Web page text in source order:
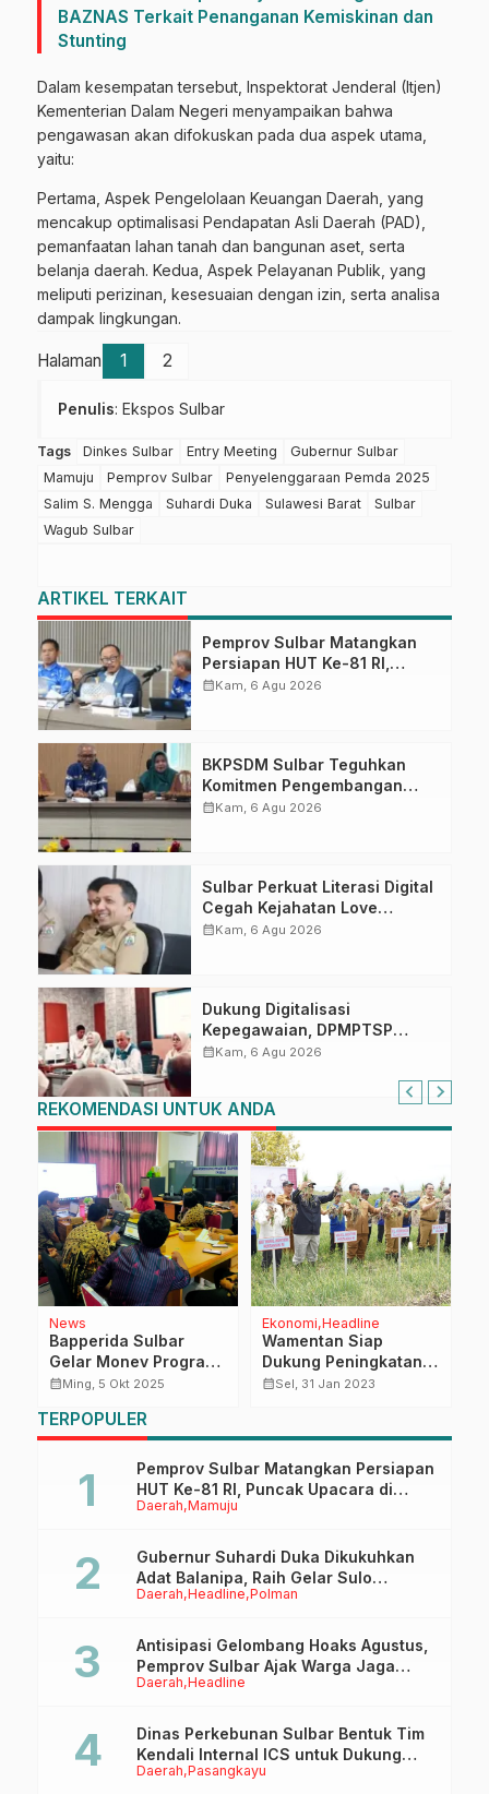
BAZNAS Terkait Penanganan Kemiskinan dan
Stunting
Dalam kesempatan tersebut, Inspektorat Jenderal (Itjen)
Kementerian Dalam Negeri menyampaikan bahwa
pengawasan akan difokuskan pada dua aspek utama,
yaitu:
Pertama, Aspek Pengelolaan Keuangan Daerah, yang
mencakup optimalisasi Pendapatan Asli Daerah (PAD),
pemanfaatan lahan tanah dan bangunan aset, serta
belanja daerah. Kedua, Aspek Pelayanan Publik, yang
meliputi perizinan, kesesuaian dengan izin, serta analisa
dampak lingkungan.
Halaman 1 2
Penulis: Ekspos Sulbar
Tags Dinkes Sulbar Entry Meeting
Gubernur Sulbar
Mamuju
Pemprov Sulbar
Penyelenggaraan Pemda 2025
Salim S. Mengga
Suhardi Duka Sulawesi Barat
Sulbar
Wagub Sulbar
ARTIKEL TERKAIT
Pemprov Sulbar Matangkan
Persiapan HUT Ke-81 RI,
Puncak Upacara di Lapangan
calendar_monthKam, 6 Agu 2026
BKPSDM Sulbar Teguhkan
Komitmen Pengembangan
Kompetensi ASN melalui
calendar_monthKam, 6 Agu 2026
Sulbar Perkuat Literasi Digital
Cegah Kejahatan Love
Scamming
calendar_monthKam, 6 Agu 2026
Dukung Digitalisasi
Kepegawaian, DPMPTSP
Sulbar Siap Terapkan Aplikasi
calendar_monthKam, 6 Agu 2026
REKOMENDASI UNTUK ANDA
News
Bapperida Sulbar
Gelar Monev Program
PSDA, Tekankan
Nyata bagi
Masyarakat
calendar_monthMing, 5 Okt 2025
Ekonomi Headline
Wamentan Siap
Dukung Peningkatan
Produksi Petani
calendar_monthSel, 31 Jan 2023
TERPOPULER
Daerah Mamuju
Pemprov Sulbar Matangkan Persiapan
HUT Ke-81 RI, Puncak Upacara di
Lapangan Ahmad Kirang
Daerah Headline Polman
Gubernur Suhardi Duka Dikukuhkan
Adat Balanipa, Raih Gelar Sulo
Tappidena
Daerah Headline
Antisipasi Gelombang Hoaks Agustus,
Pemprov Sulbar Ajak Warga Jaga
Ruang Digital
Daerah Pasangkayu
Dinas Perkebunan Sulbar Bentuk Tim
Kendali Internal ICS untuk Dukung
Sertifikasi ISPO Pekebun di